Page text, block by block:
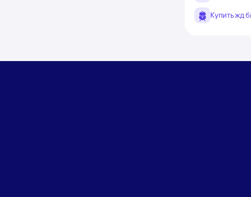
Купить жд